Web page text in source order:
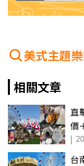
美式主題
相關文章
直
價
浸
|
台